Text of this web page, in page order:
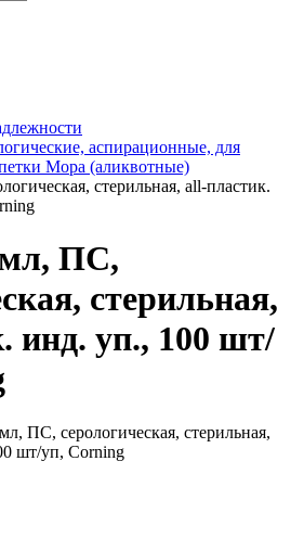
аспирационные, для
Мора (аликвотные)
стерильная, all-пластик.
ПС,
стерильная,
инд. уп., 100 шт/